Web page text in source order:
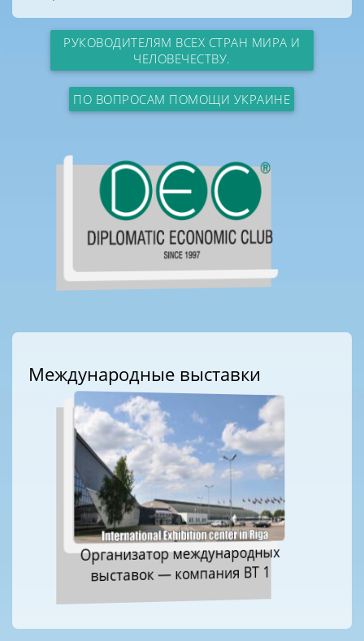
РУКОВОДИТЕЛЯМ ВСЕХ СТРАН МИРА И
ЧЕЛОВЕЧЕСТВУ.
ПО ВОПРОСАМ ПОМОЩИ УКРАИНЕ
Международные выставки
Организатор международных
выставок — компания ВТ 1